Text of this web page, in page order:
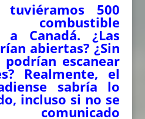
500
Canadá. ¿Las
abiertas? ¿Sin
podrían escanear
Realmente, el
sabría lo
incluso si no se